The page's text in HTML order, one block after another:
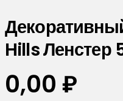
Hills Ленстер
0,00 ₽